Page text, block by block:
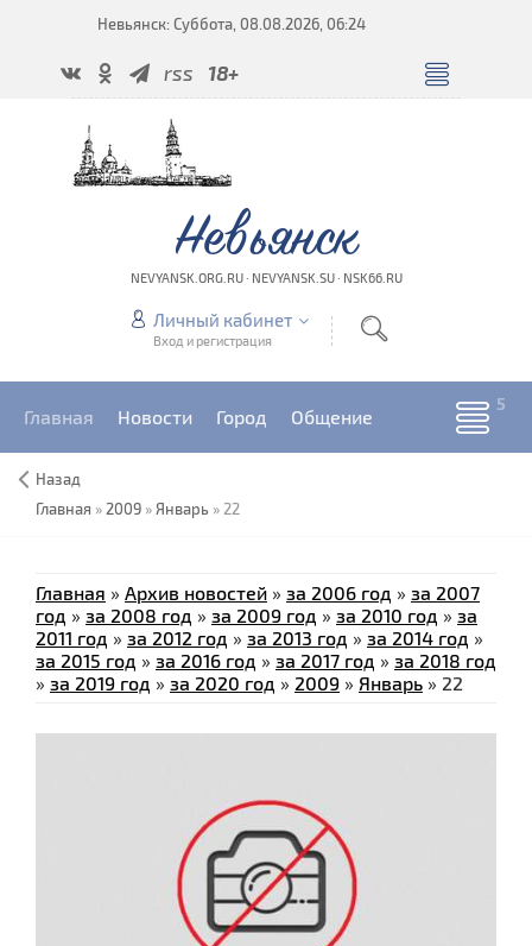
Невьянск: Суббота, 08.08.2026, 06:24
rss 18+
Невьянск
NEVYANSK.ORG.RU · NEVYANSK.SU · NSK66.RU
Личный кабинет
Вход и регистрация
Главная Новости Город Общение
Назад
Главная » 2009 » Январь » 22
Главная » Архив новостей » за 2006 год » за 2007
год » за 2008 год » за 2009 год » за 2010 год » за
2011 год » за 2012 год » за 2013 год » за 2014 год »
за 2015 год » за 2016 год » за 2017 год » за 2018 год
» за 2019 год » за 2020 год » 2009 » Январь » 22